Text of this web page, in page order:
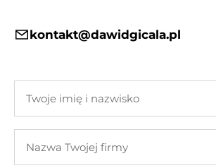
kontakt@dawidgicala.pl
imię
nazwisko
Twojej